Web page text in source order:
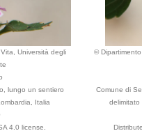
Università degli
lungo un sentiero
Italia
4.0 license.
©
Comune di